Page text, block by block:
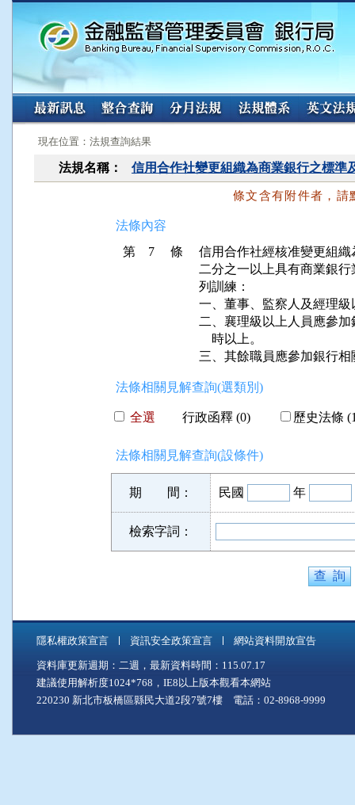
:::
現在位置：法規查詢結果
法規名稱： 信用合作社變更組織為商業銀行之標準
條文含有附件者，請
法條內容
第 7 條
信用合作社經核准變更組
二分之一以上具有商業銀
列訓練：
一、董事、監察人及經理
二、襄理級以上人員應參
    時以上。
法條相關見解查詢(選類別)
全選 行政函釋 (0) 歷史法條
法條相關見解查詢(設條件)
期 間： 民國 年
檢索字詞：
隱私權政策宣言 資訊安全政策宣言 網站資料開放宣告
資料庫更新週期：二週，最新資料時間：115.07.17
建議使用解析度1024*768，IE8以上版本觀看本網站
220230 新北市板橋區縣民大道2段7號7樓 電話：02-8968-9999